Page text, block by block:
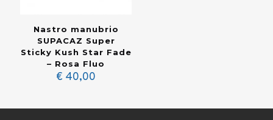
Nastro manubrio
SUPACAZ Super
Sticky Kush Star Fade
– Rosa Fluo
€ 40,00